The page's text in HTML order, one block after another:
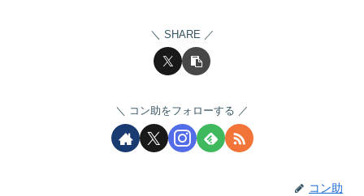
SHARE
コン助をフォローする
コン助